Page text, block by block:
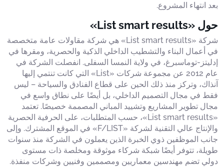
بعد انتهاء المشروع.
حول «List smart results»
شركة «List smart results» هي شركة مقاولات عامة متخصصة
في أعمال البناء والتشطيب الداخلي الذكية والحصرية، ومقرها في
إدليتز-توماسبرغ، في ولاية النمسا السفلى. انفصلت الشركة في
عام 2012 عن مجموعة شركات «List» التي كانت تنتمي إليها
آنذاك، وتركز منذ ذلك الحين على قطاع الفنادق والسياحة – ليس
فقط في مجال التصميم الداخلي، بل أيضًا على نطاق واسع في
مجال تطوير المشاريع وتشييد المباني المصممة خصيصًا. تعتمد
«List smart results»، حسب المتطلبات، على الحرفية الحصرية
والإنتاج عالي التقنية لشركة «F/LIST» في الموقع المشترك. وإلى
جانب الموظفين ذوي الخبرة الذين يعملون في الشركة منذ سنوات
طويلة، تتوفر أيضًا شبكة شركاء موثوقة ومخلصة ذات مستوى
دولي تضم مهندسين معماريين ومصممين وفنيين وشركات منفذة.